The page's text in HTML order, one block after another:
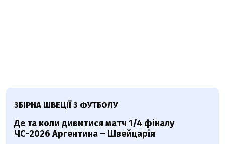
ЗБІРНА ШВЕЦІЇ З ФУТБОЛУ
Де та коли дивитися матч 1/4 фіналу
ЧС-2026 Аргентина – Швейцарія